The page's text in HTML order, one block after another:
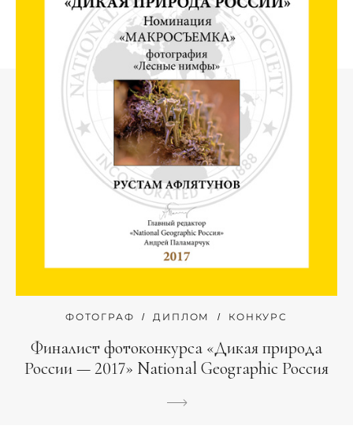
ФОТОГРАФ ДИПЛОМ КОНКУРС
Финалист фотоконкурса «Дикая природа
России — 2017» National Geographic Россия